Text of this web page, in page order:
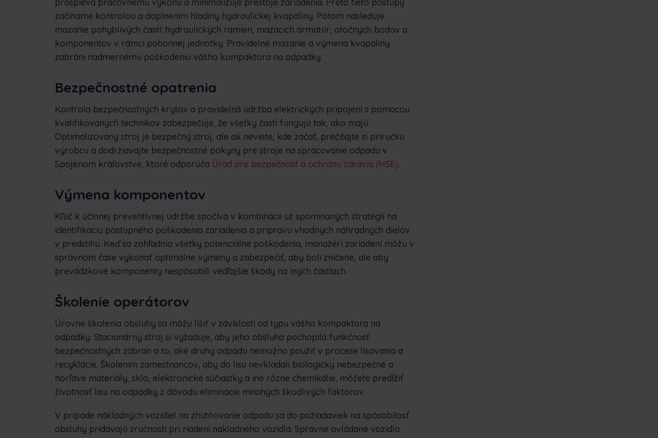
začíname kontrolou a doplnením hladiny hydraulickej kvapaliny. Potom nasleduje
mazanie pohyblivých častí: hydraulických ramien, mazacích armatúr, otočných bodov a
komponentov v rámci pohonnej jednotky. Pravidelné mazanie a výmena kvapaliny
zabráni nadmernému poškodeniu vášho kompaktora na odpadky.
Bezpečnostné opatrenia
Kontrola bezpečnostných krytov a pravidelná údržba elektrických pripojení s pomocou
kvalifikovaných technikov zabezpečuje, že všetky časti fungujú tak, ako majú.
Optimalizovaný stroj je bezpečný stroj, ale ak neviete, kde začať, prečítajte si príručku
výrobcu a dodržiavajte bezpečnostné pokyny pre stroje na spracovanie odpadu v
Spojenom kráľovstve, ktoré odporúča Úrad pre bezpečnosť a ochranu zdravia (HSE).
Výmena komponentov
Kľúč k účinnej preventívnej údržbe spočíva v kombinácii už spomínaných stratégií na
identifikáciu postupného poškodenia zariadenia a prípravu vhodných náhradných dielov
v predstihu. Keď sa zohľadnia všetky potenciálne poškodenia, manažéri zariadení môžu v
správnom čase vykonať optimálne výmeny a zabezpečiť, aby boli zničené, ale aby
prevádzkové komponenty nespôsobili vedľajšie škody na iných častiach.
Školenie operátorov
Úrovne školenia obsluhy sa môžu líšiť v závislosti od typu vášho kompaktora na
odpadky. Stacionárny stroj si vyžaduje, aby jeho obsluha pochopila funkčnosť
bezpečnostných zábran a to, aké druhy odpadu nemožno použiť v procese lisovania a
recyklácie. Školením zamestnancov, aby do lisu nevkladali biologicky nebezpečné a
horľavé materiály, sklo, elektronické súčiastky a iné rôzne chemikálie, môžete predĺžiť
životnosť lisu na odpadky z dôvodu eliminácie mnohých škodlivých faktorov.
V prípade nákladných vozidiel na zhutňovanie odpadu sa do požiadaviek na spôsobilosť
obsluhy pridávajú zručnosti pri riadení nákladného vozidla. Správne ovládané vozidlo